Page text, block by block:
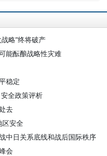
略”终将破产
能酝酿战略性灾难
稳定
全政策评析
去
区安全
中日关系底线和战后国际秩序
会